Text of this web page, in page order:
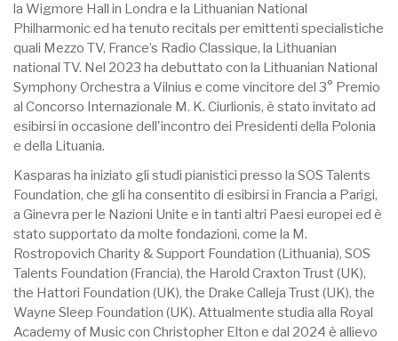
la Wigmore Hall in Londra e la Lithuanian National
Philharmonic ed ha tenuto recitals per emittenti specialistiche
quali Mezzo TV, France’s Radio Classique, la Lithuanian
national TV. Nel 2023 ha debuttato con la Lithuanian National
Symphony Orchestra a Vilnius e come vincitore del 3° Premio
al Concorso Internazionale M. K. Ciurlionis, è stato invitato ad
esibirsi in occasione dell'incontro dei Presidenti della Polonia
e della Lituania.
Kasparas ha iniziato gli studi pianistici presso la SOS Talents
Foundation, che gli ha consentito di esibirsi in Francia a Parigi,
a Ginevra per le Nazioni Unite e in tanti altri Paesi europei ed è
stato supportato da molte fondazioni, come la M.
Rostropovich Charity & Support Foundation (Lithuania), SOS
Talents Foundation (Francia), the Harold Craxton Trust (UK),
the Hattori Foundation (UK), the Drake Calleja Trust (UK), the
Wayne Sleep Foundation (UK). Attualmente studia alla Royal
Academy of Music con Christopher Elton e dal 2024 è allievo